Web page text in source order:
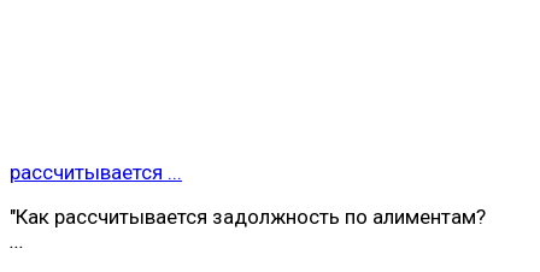
рассчитывается ...
"Как рассчитывается задолжность по алиментам?
...